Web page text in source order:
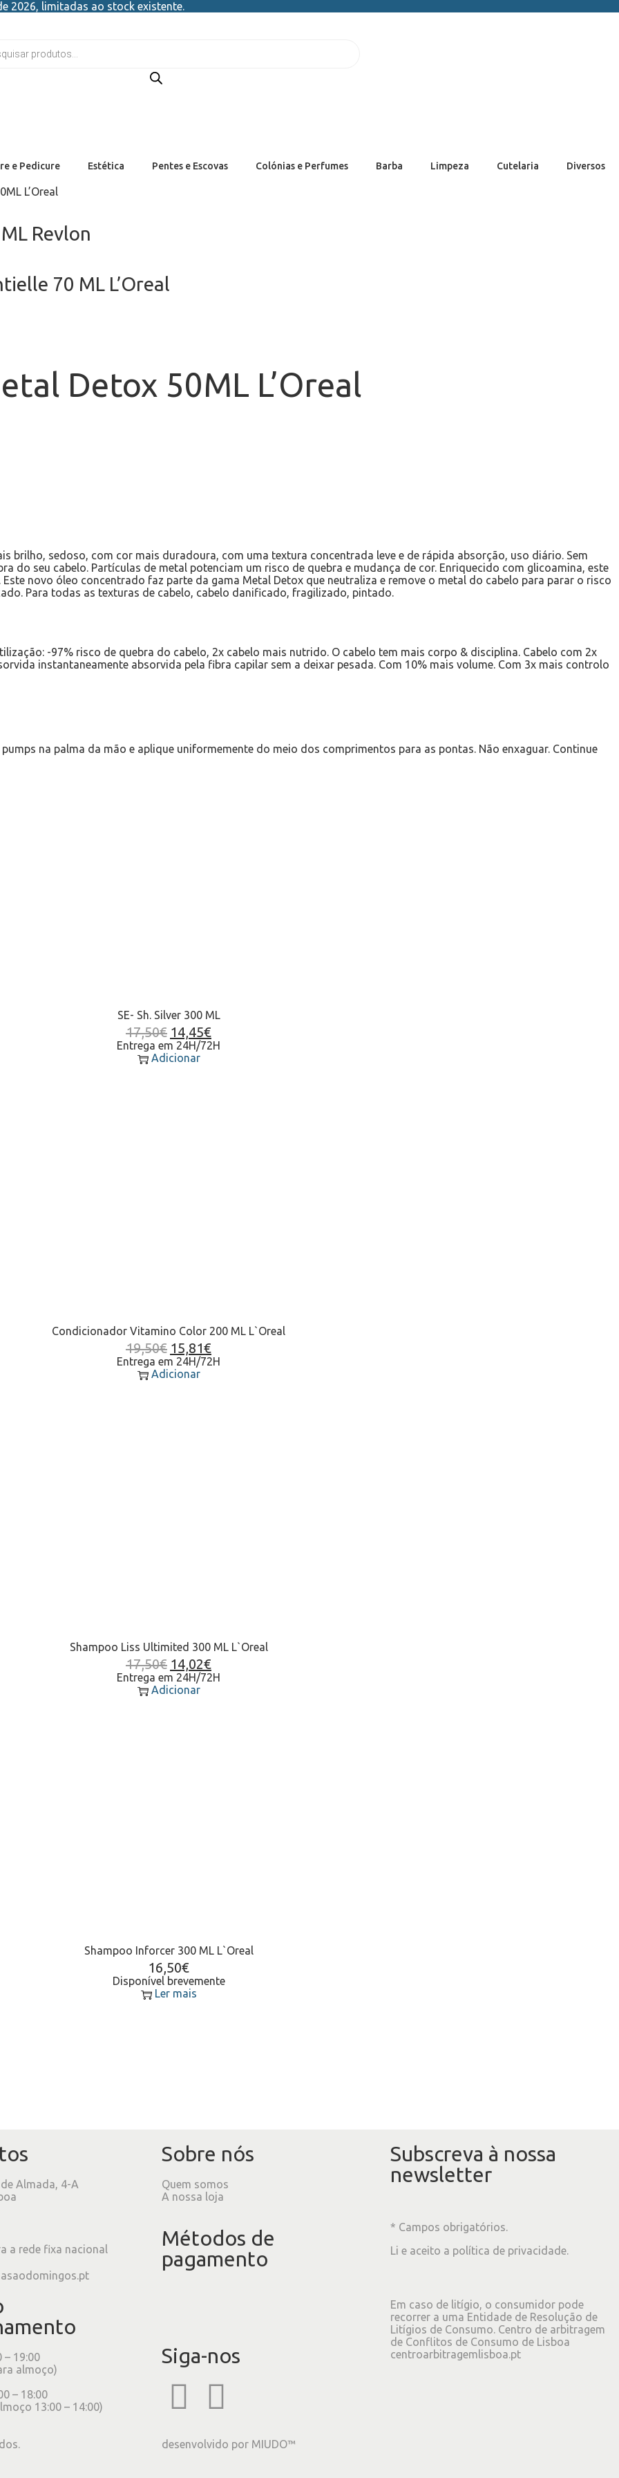
2026, limitadas ao stock existente.
e Pedicure Estética Pentes e Escovas Colónias e Perfumes Barba Limpeza Cutelaria Diversos
L’Oreal
Revlon
70 ML L’Oreal
Detox 50ML L’Oreal
brilho, sedoso, com cor mais duradoura, com uma textura concentrada leve e de rápida absorção, uso diário. Sem
do seu cabelo. Partículas de metal potenciam um risco de quebra e mudança de cor. Enriquecido com glicoamina, este
novo óleo concentrado faz parte da gama Metal Detox que neutraliza e remove o metal do cabelo para parar o risco
Para todas as texturas de cabelo, cabelo danificado, fragilizado, pintado.
-97% risco de quebra do cabelo, 2x cabelo mais nutrido. O cabelo tem mais corpo & disciplina. Cabelo com 2x
instantaneamente absorvida pela fibra capilar sem a deixar pesada. Com 10% mais volume. Com 3x mais controlo
na palma da mão e aplique uniformemente do meio dos comprimentos para as pontas. Não enxaguar. Continue
SE- Sh. Silver 300 ML
17,50€ 14,45€
Entrega em 24H/72H
Adicionar
Condicionador Vitamino Color 200 ML L`Oreal
19,50€ 15,81€
Entrega em 24H/72H
Adicionar
Shampoo Liss Ultimited 300 ML L`Oreal
17,50€ 14,02€
Entrega em 24H/72H
Adicionar
Shampoo Inforcer 300 ML L`Oreal
16,50€
Disponível brevemente
Ler mais
Almada, 4-A
a rede fixa nacional
– 19:00
almoço)
– 18:00
13:00 – 14:00)
Sobre nós
Quem somos
A nossa loja
Métodos de
pagamento
Siga-nos
Subscreva à nossa
newsletter
* Campos obrigatórios.
Li e aceito a política de privacidade.
Em caso de litígio, o consumidor pode
recorrer a uma Entidade de Resolução de
Litígios de Consumo. Centro de arbitragem
de Conflitos de Consumo de Lisboa
centroarbitragemlisboa.pt
desenvolvido por MIUDO™